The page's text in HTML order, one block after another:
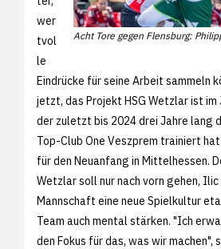
Acht Tore gegen Flensburg:
wer
tvol
le
Eindrücke für seine Arbeit sammeln
jetzt, das Projekt HSG Wetzlar ist
der zuletzt bis 2024 drei Jahre lang
Top-Club One Veszprem trainiert
für den Neuanfang in Mittelhessen.
Wetzlar soll nur nach vorn gehen,
Mannschaft eine neue Spielkultur
Team auch mental stärken. "Ich
den Fokus für das, was wir